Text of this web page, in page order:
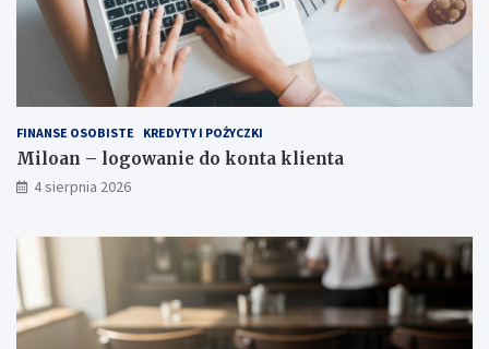
FINANSE OSOBISTE KREDYTY I POŻYCZKI
Miloan – logowanie do konta klienta
4 sierpnia 2026